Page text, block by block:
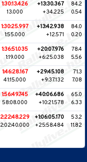
1:30:13.426
13.000
+13:30.367
+34.225
84.2
0.54
1:30:25.997
1:55.000
+13:42.938
+12.571
84.0
0.20
1:36:51.035
1:19.000
+20:07.976
+6:25.038
78.4
5.56
1:46:28.167
41:15.000
+29:45.108
+9:37.132
71.3
7.08
1:56:49.745
58:08.000
+40:06.686
+10:21.578
65.0
6.33
2:22:48.229
2:02:40.000
+1:06:05.170
+25:58.484
53.2
11.82